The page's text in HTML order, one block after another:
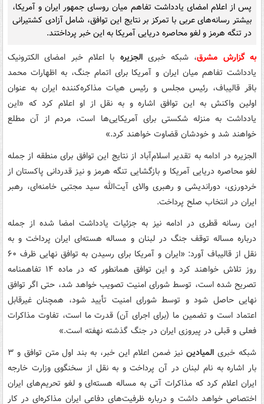
پس از اعلام امضای یادداشت تفاهم میان روسای جمهور ایران و آمریکا،
بیشتر رسانه‌های عربی با تمرکز بر نتایج این توافق، شامل آزادی کشتیرانی
در تنگه هرمز و لغو محاصره دریایی آمریکا به این خبر پرداختند.
به گزارش مشرق، شبکه خبریالجزیره با اعلام خبر امضای الکترونیک
یادداشت تفاهم میان ایران و آمریکا برای اتمام جنگ، به اظهارات محمد
باقر قالیباف، رئیس مجلس و رئیس هیات مذاکره‌کننده ایران به عنوان
اولین واکنش به این توافق اشاره و به نقل از او اعلام کرد که «این
یادداشت به منزله شکستی برای آمریکایی‌ها است، مردم از آن مطلع
خواهند شد و خودشان قضاوت خواهند کرد.»
الجزیره در ادامه به تقدیر اسلام‌آباد از نتایج این توافق برای منطقه از جمله
لغو محاصره دریایی آمریکا و بازگشایی تنگه هرمز و نیز قدردانی پاکستان از
خردورزی، دوراندیشی و رهبری والای آیت‌الله سید مجتبی خامنه‌ای، رهبر
ایران در انتخاب صلح پرداخت.
این رسانه قطری در ادامه نیز به جزئیات یادداشت امضا شده از جمله
درباره مساله توقف جنگ در لبنان و مساله هسته‌ای ایران پرداخت و به
نقل از قالیباف آورد: «ایران و آمریکا برای رسیدن به توافق نهایی ظرف ۶۰
روز تلاش خواهند کرد و این توافق همانطور که در ماده ۱۴ تفاهمنامه
تصریح شده است، توسط شورای امنیت تصویب خواهد شد، حتی اگر توافق
نهایی حاصل شود و توسط شورای امنیت تأیید شود، همچنان غیرقابل
اعتماد است و تضمین ما (برای اجرای آن) قدرت ما است، تفاوت مذاکرات
فعلی و قبلی در پیروزی ایران در جنگ گذشته نهفته است.»
شبکه خبری المیادین
نیز ضمن اعلام این خبر، به بند اول متن توافق و ۳
بار اشاره به نام لبنان در آن پرداخت و به نقل از سخنگوی وزارت خارجه
ایران اعلام کرد که مذاکرات آتی به مساله‌ هسته‌ای و لغو تحریم‌های ایران
اختصاص خواهد داشت و درباره ظرفیت‌های دفاعی ایران مذاکره‌ای در کار